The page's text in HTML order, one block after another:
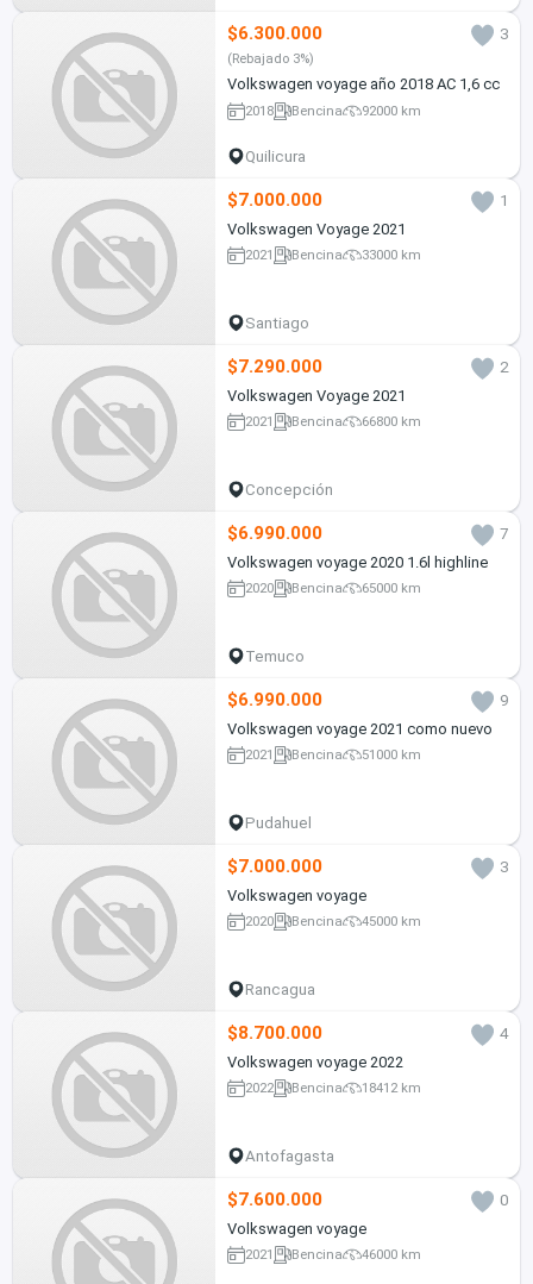
$6.300.000 3
(Rebajado 3%)
Volkswagen voyage año 2018 AC 1,6 cc
2018 Bencina 92000 km
Quilicura
$7.000.000
1
Volkswagen Voyage 2021
2021 Bencina 33000 km
Santiago
$7.290.000
2
Volkswagen Voyage 2021
2021 Bencina 66800 km
Concepción
$6.990.000
7
Volkswagen voyage 2020 1.6l highline
2020 Bencina 65000 km
Temuco
$6.990.000
9
Volkswagen voyage 2021 como nuevo
2021 Bencina 51000 km
Pudahuel
$7.000.000
3
Volkswagen voyage
2020 Bencina 45000 km
Rancagua
$8.700.000
4
Volkswagen voyage 2022
2022 Bencina 18412 km
Antofagasta
$7.600.000
0
Volkswagen voyage
2021 Bencina 46000 km